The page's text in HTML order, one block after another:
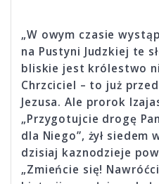
„W owym czasie
na Pustyni Judzkiej te
bliskie jest królestwo
Chrzciciel – to już
Jezusa. Ale prorok
„Przygotujcie drogę
dla Niego”, żył siedem
dzisiaj kaznodzieje
„Zmieńcie się!